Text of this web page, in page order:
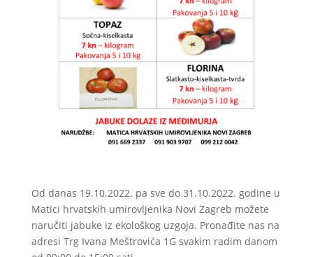
Od danas 19.10.2022. pa sve do 31.10.2022. godine u
Matici hrvatskih umirovljenika Novi Zagreb možete
naručiti jabuke iz ekološkog uzgoja. Pronađite nas na
adresi Trg Ivana Meštrovića 1G svakim radim danom